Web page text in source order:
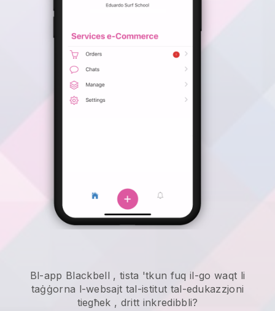
Bl-app Blackbell , tista 'tkun fuq il-go waqt li
taġġorna l-websajt tal-istitut tal-edukazzjoni
tiegħek , dritt inkredibbli?